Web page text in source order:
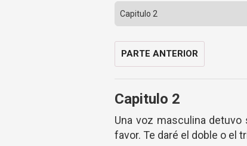
PARTE ANTERIOR
Capitulo 2
Una voz masculina
favor. Te daré el doble o el